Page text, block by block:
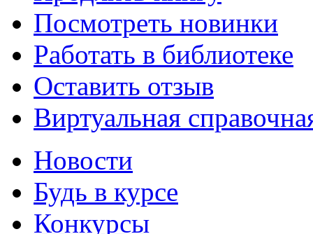
Посмотреть новинки
Работать в библиотеке
Оставить отзыв
Виртуальная
Новости
Будь в курсе
Конкурсы